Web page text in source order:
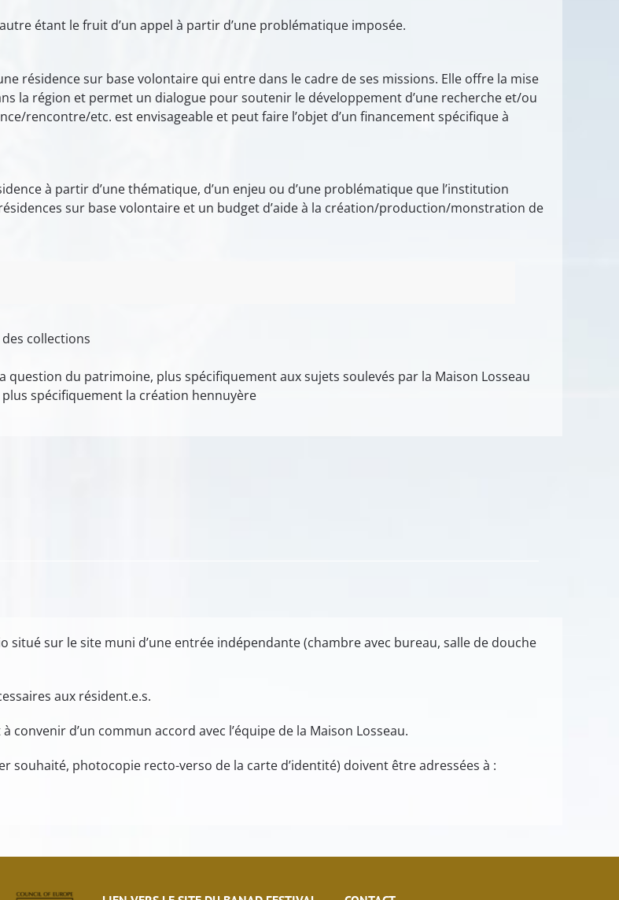
étant le fruit d’un appel à partir d’une problématique imposée.
résidence sur base volontaire qui entre dans le cadre de ses missions. Elle offre la mise
la région et permet un dialogue pour soutenir le développement d’une recherche et/ou
rencontre/etc. est envisageable et peut faire l’objet d’un financement spécifique à
à partir d’une thématique, d’un enjeu ou d’une problématique que l’institution
sur base volontaire et un budget d’aide à la création/production/monstration de
collections
du patrimoine, plus spécifiquement aux sujets soulevés par la Maison Losseau
spécifiquement la création hennuyère
situé sur le site muni d’une entrée indépendante (chambre avec bureau, salle de douche
aux résident.e.s.
d’un commun accord avec l’équipe de la Maison Losseau.
souhaité, photocopie recto-verso de la carte d’identité) doivent être adressées à :